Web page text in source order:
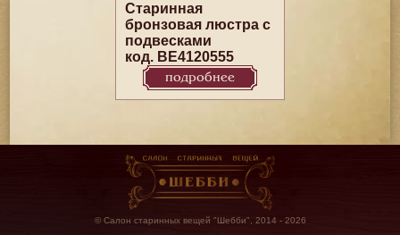
Старинная
бронзовая люстра с
подвесками
код. BE4120555
подробнее
© Салон старинных вещей "Шебби", 2014 - 2026